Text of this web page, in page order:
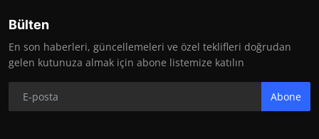
Bülten
En son haberleri, güncellemeleri ve özel teklifleri doğrudan
gelen kutunuza almak için abone listemize katılın
Abone